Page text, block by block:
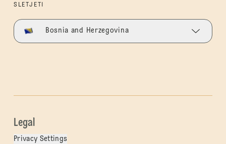
SLETJETI
Bosnia and Herzegovina
Legal
Privacy Settings